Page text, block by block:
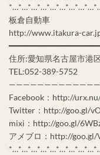
板倉自動車
http://www.itakura-
住所:愛知県名古屋市港
TEL:052-389-5752
Facebook：http://
Twitter：http://goo.gl/
mixi：http://goo.gl/
アメブロ：http://goo.gl/